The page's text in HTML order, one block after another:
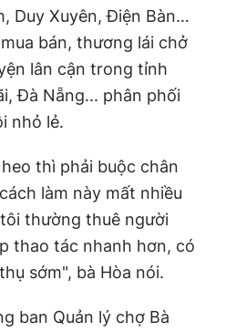
Duy Xuyên, Điện Bàn…
bán, thương lái chở
lân cận trong tỉnh
Đà Nẵng... phân phối
nhỏ lẻ.
thì phải buộc chân
làm này mất nhiều
thường thuê người
thao tác nhanh hơn, có
sớm", bà Hòa nói.
ban Quản lý chợ Bà